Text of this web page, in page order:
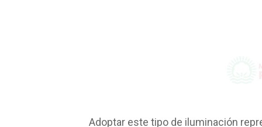
Adoptar este tipo de iluminación